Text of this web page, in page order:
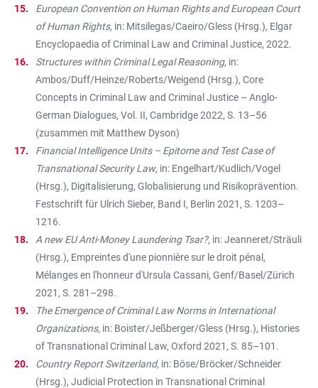
European Convention on Human Rights and European Court
of Human Rights, in: Mitsilegas/Caeiro/Gless (Hrsg.), Elgar
Encyclopaedia of Criminal Law and Criminal Justice, 2022.
Structures within Criminal Legal Reasoning, in:
Ambos/Duff/Heinze/Roberts/Weigend (Hrsg.), Core
Concepts in Criminal Law and Criminal Justice – Anglo-
German Dialogues, Vol. II, Cambridge 2022, S. 13–56
(zusammen mit Matthew Dyson)
Financial Intelligence Units – Epitome and Test Case of
Transnational Security Law, in: Engelhart/Kudlich/Vogel
(Hrsg.), Digitalisierung, Globalisierung und Risikoprävention.
Festschrift für Ulrich Sieber, Band I, Berlin 2021, S. 1203–
1216.
A new EU Anti-Money Laundering Tsar?, in: Jeanneret/Sträuli
(Hrsg.), Empreintes d'une pionnière sur le droit pénal,
Mélanges en l'honneur d'Ursula Cassani, Genf/Basel/Zürich
2021, S. 281–298.
The Emergence of Criminal Law Norms in International
Organizations, in: Boister/Jeßberger/Gless (Hrsg.), Histories
of Transnational Criminal Law, Oxford 2021, S. 85–101.
Country Report Switzerland, in: Böse/Bröcker/Schneider
(Hrsg.), Judicial Protection in Transnational Criminal